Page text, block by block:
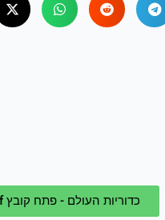
כדוריות העולם - פתח קובץ pdf